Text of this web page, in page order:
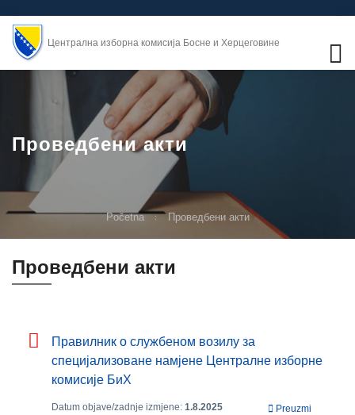
Централна изборна комисија Босне и Херцеговине
Проведбени акти
Početna Проведбени акти
Проведбени акти
Правилник о службеном возилу за
специјализоване намјене Централне изборне
комисије БиХ
Datum objave/zadnje izmjene: 1.8.2025 Preuzmi